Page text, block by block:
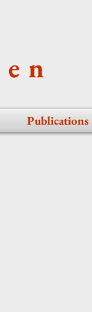
Publications